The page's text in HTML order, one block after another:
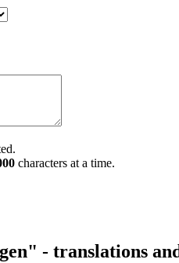
characters at a time.
- translations